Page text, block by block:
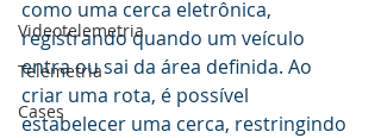
Videotelemetria
Telemetria
Cases
como uma cerca eletrônica,
registrando quando um veículo
entra ou sai da área definida. Ao
criar uma rota, é possível
estabelecer uma cerca, restringindo